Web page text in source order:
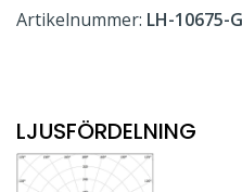
Artikelnummer: LH-10675-
LJUSFÖRDELNING